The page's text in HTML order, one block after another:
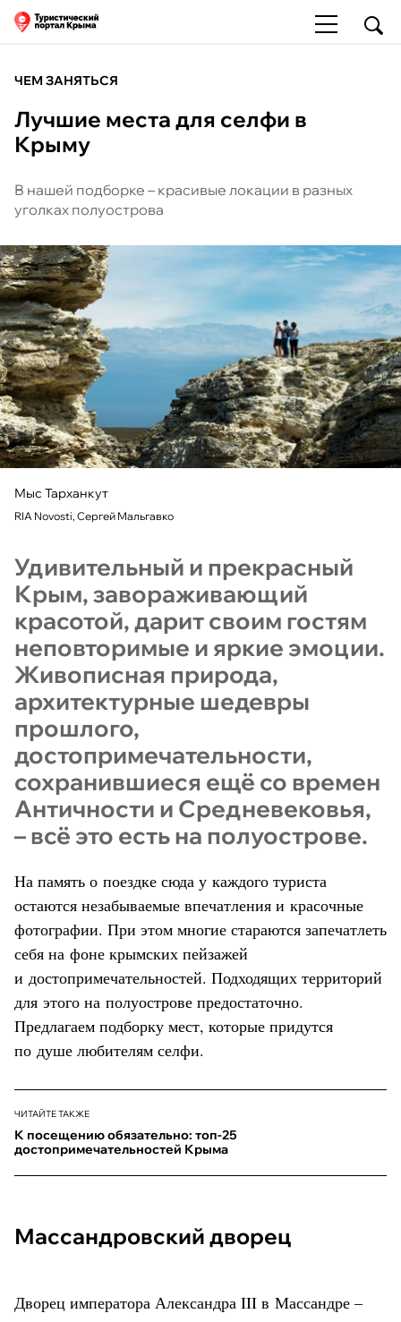
ЧЕМ ЗАНЯТЬСЯ
Лучшие места для селфи в
Крыму
В нашей подборке – красивые локации в разных
уголках полуострова
Мыс Тарханкут
RIA Novosti, Сергей Мальгавко
Удивительный и прекрасный
Крым, завораживающий
красотой, дарит своим гостям
неповторимые и яркие эмоции.
Живописная природа,
архитектурные шедевры
прошлого,
достопримечательности,
сохранившиеся ещё со времен
Античности и Средневековья,
– всё это есть на полуострове.
На память о поездке сюда у каждого туриста
остаются незабываемые впечатления и красочные
фотографии. При этом многие стараются запечатлеть
себя на фоне крымских пейзажей
и достопримечательностей. Подходящих территорий
для этого на полуострове предостаточно.
Предлагаем подборку мест, которые придутся
по душе любителям селфи.
ЧИТАЙТЕ ТАКЖЕ
К посещению обязательно: топ-25
достопримечательностей Крыма
Массандровский дворец
Дворец императора Александра III в Массандре –